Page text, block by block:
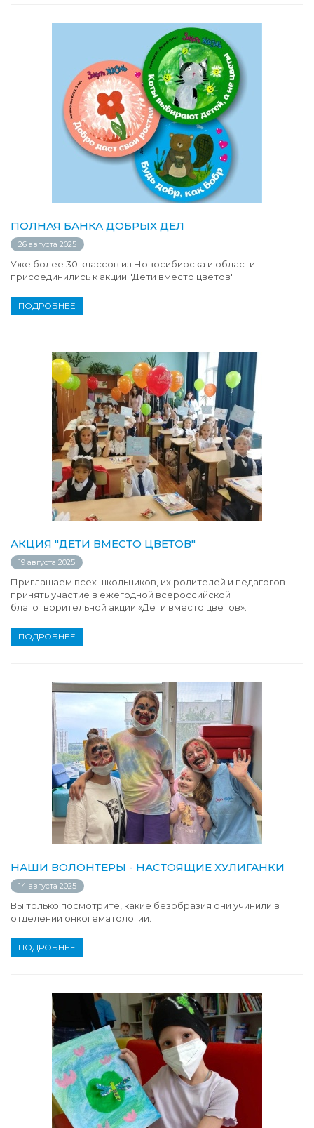
ПОЛНАЯ БАНКА ДОБРЫХ ДЕЛ
26 августа 2025
Уже более 30 классов из Новосибирска и области
присоединились к акции "Дети вместо цветов"
ПОДРОБНЕЕ
АКЦИЯ "ДЕТИ ВМЕСТО ЦВЕТОВ"
19 августа 2025
Приглашаем всех школьников, их родителей и педагогов
принять участие в ежегодной всероссийской
благотворительной акции «Дети вместо цветов».
ПОДРОБНЕЕ
НАШИ ВОЛОНТЕРЫ - НАСТОЯЩИЕ ХУЛИГАНКИ
14 августа 2025
Вы только посмотрите, какие безобразия они учинили в
отделении онкогематологии.
ПОДРОБНЕЕ